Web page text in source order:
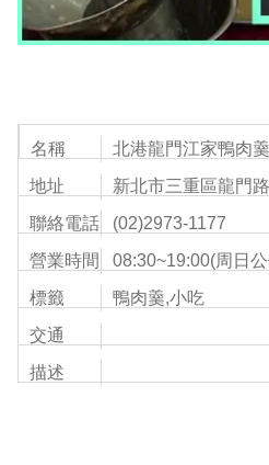
名稱
北港龍門江家鴨肉羹
地址
新北市三重區龍門
聯絡電話
(02)2973-1177
營業時間
08:30~19:00(周日
標籤
鴨肉羹,小吃
交通
描述